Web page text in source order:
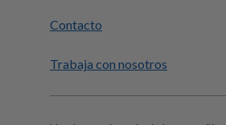
Contacto
Trabaja con nosotros